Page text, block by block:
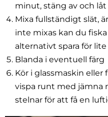
minut, stäng av och
Mixa fullständigt slät,
inte mixas kan du
alternativt spara för
Blanda i eventuell färg
Kör i glassmaskin eller
vispa runt med jämna
stelnar för att få en